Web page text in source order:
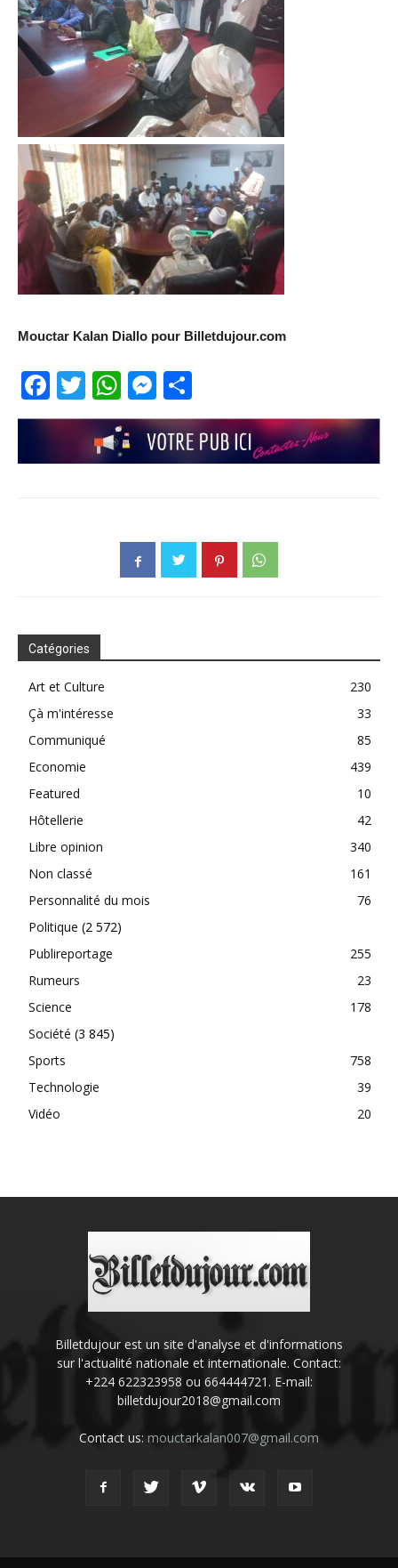
Mouctar Kalan Diallo pour Billetdujour.com
Facebook
TwitterWhatsApp
Messenger
Catégories
Art et Culture
230
Çà m'intéresse
33
Communiqué
85
Economie
439
Featured
10
Hôtellerie
42
Libre opinion
340
Non classé
161
Personnalité du mois
76
Politique (2 572)
Publireportage
255
Rumeurs
23
Science
178
Société (3 845)
Sports
758
Technologie
39
Vidéo
20
Billetdujour est un site d'analyse et d'informations
sur l'actualité nationale et internationale. Contact:
+224 622323958 ou 664444721. E-mail:
billetdujour2018@gmail.com
Contact us: mouctarkalan007@gmail.com